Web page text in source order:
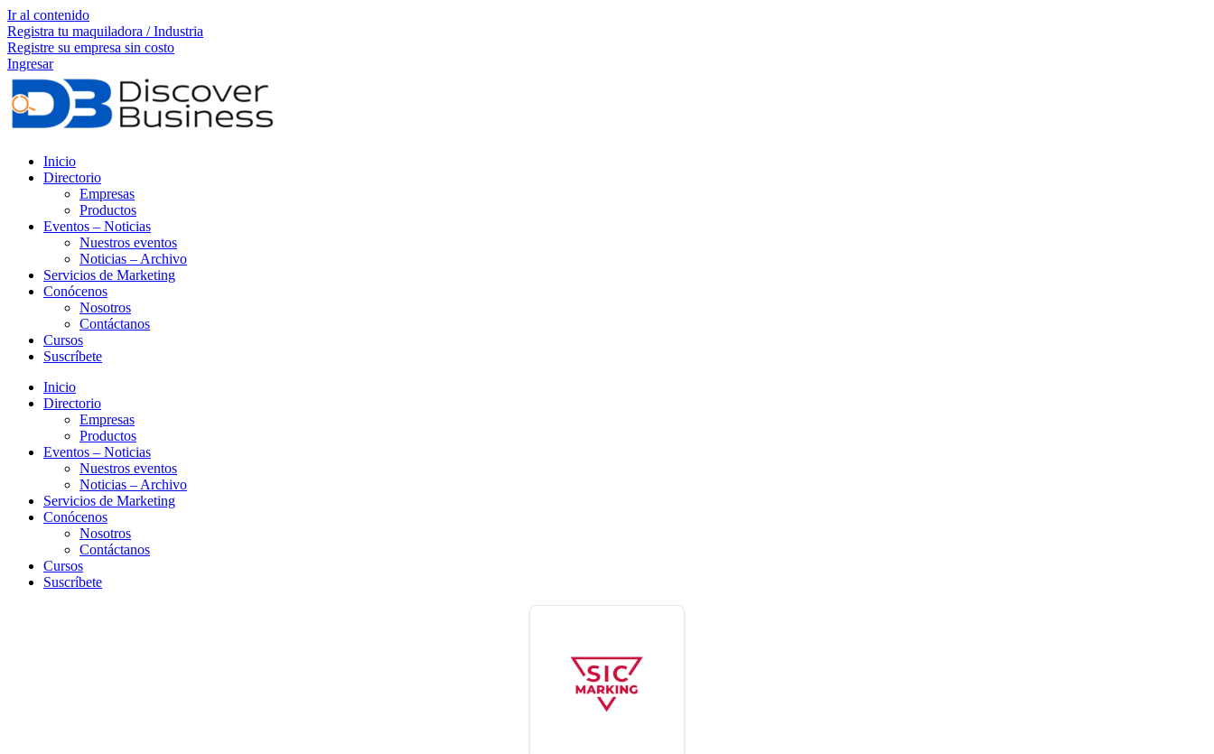
Ir al contenido
Registra tu maquiladora / Industria
Registre su empresa sin costo
Ingresar
Inicio
Directorio
Empresas
Productos
Eventos – Noticias
Nuestros eventos
Noticias – Archivo
Servicios de Marketing
Conócenos
Nosotros
Contáctanos
Cursos
Suscríbete
Inicio
Directorio
Empresas
Productos
Eventos – Noticias
Nuestros eventos
Noticias – Archivo
Servicios de Marketing
Conócenos
Nosotros
Contáctanos
Cursos
Suscríbete